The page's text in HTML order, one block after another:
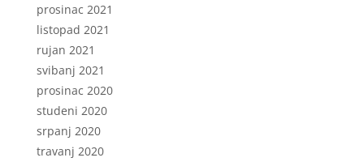
prosinac 2021
listopad 2021
rujan 2021
svibanj 2021
prosinac 2020
studeni 2020
srpanj 2020
travanj 2020